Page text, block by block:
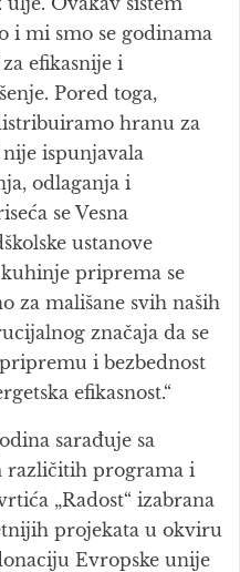
i mi smo se godinama
efikasnije i
Pored toga,
hranu za
ispunjavala
odlaganja i
se Vesna
ustanove
kuhinje priprema se
za mališane svih naših
značaja da se
i bezbednost
efikasnost.“
sarađuje sa
različitih programa i
„Radost“ izabrana
projekata u okviru
Evropske unije